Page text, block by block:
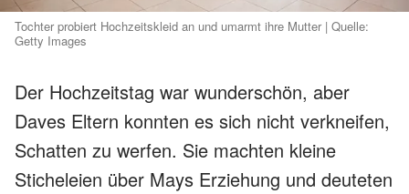
Tochter probiert Hochzeitskleid an und umarmt ihre Mutter | Quelle:
Getty Images
Der Hochzeitstag war wunderschön, aber
Daves Eltern konnten es sich nicht verkneifen,
Schatten zu werfen. Sie machten kleine
Sticheleien über Mays Erziehung und deuteten